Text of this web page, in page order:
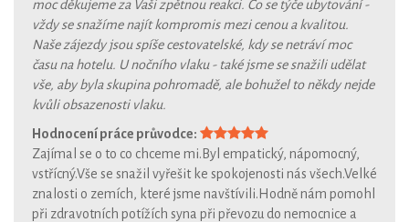
moc děkujeme za Vaši zpětnou reakci. Co se týče ubytování -
vždy se snažíme najít kompromis mezi cenou a kvalitou.
Naše zájezdy jsou spíše cestovatelské, kdy se netráví moc
času na hotelu. U nočního vlaku - také jsme se snažili udělat
vše, aby byla skupina pohromadě, ale bohužel to někdy nejde
kvůli obsazenosti vlaku.
Hodnocení práce průvodce:
Zajímal se o to co chceme mi.Byl empatický, nápomocný,
vstřícný.Vše se snažil vyřešit ke spokojenosti nás všech.Velké
znalosti o zemích, které jsme navštívili.Hodně nám pomohl
při zdravotních potížích syna při převozu do nemocnice a